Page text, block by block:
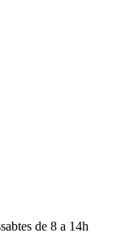
de 8 a 14h